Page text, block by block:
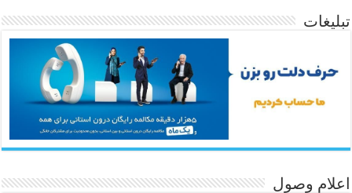
تبلیغات
اعلام وصول